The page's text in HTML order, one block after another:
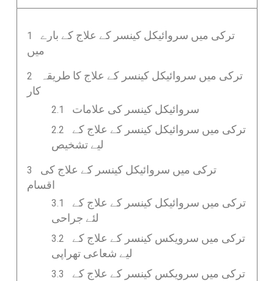
ترکی میں سروائیکل کینسر کے علاج کے بارے
میں
ترکی میں سروائیکل کینسر کے علاج کا طریقہ
کار
سروائیکل کینسر کی علامات
ترکی میں سروائیکل کینسر کے علاج کے
لیے تشخیص
ترکی میں سروائیکل کینسر کے علاج کی
اقسام
ترکی میں سروائیکل کینسر کے علاج کے
لئے جراحی
ترکی میں سرویکس کینسر کے علاج کے
لیے شعاعی تھراپی
ترکی میں سرویکس کینسر کے علاج کے